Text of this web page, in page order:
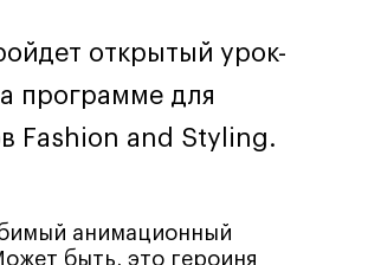
и управленца
лидов
открытый урок-
программе для
Fashion and Styling.
анимационный
быть, это героиня